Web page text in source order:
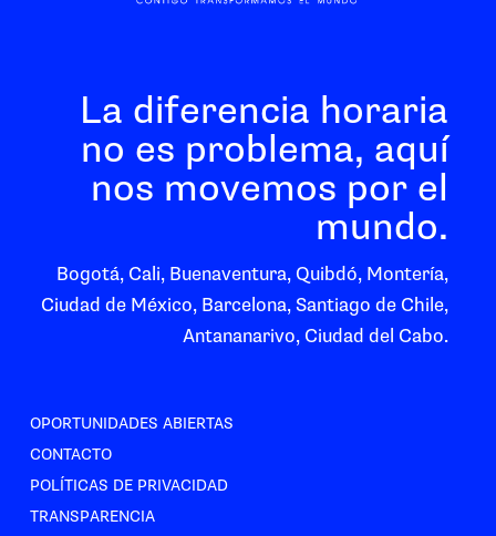
OPORTUNIDADES ABIERTAS
CONTACTO
POLÍTICAS DE PRIVACIDAD
TRANSPARENCIA
La diferencia horaria
no es problema, aquí
nos movemos por el
mundo.
Bogotá, Cali, Buenaventura, Quibdó, Montería,
Ciudad de México, Barcelona, Santiago de Chile,
Antananarivo, Ciudad del Cabo.